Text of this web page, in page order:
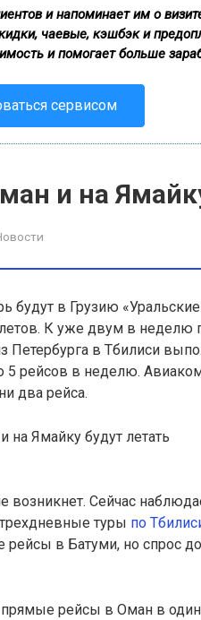
и напоминает им о
чаевые, кэшбэк и
и помогает больше
сервисом
и на
будут в Грузию
. К уже двум в неделю
в Тбилиси
5 рейсов в неделю.
два рейса.
возникнет. Сейчас
туры по
рейсы в Батуми, но спрос
прямые рейсы в Оман в